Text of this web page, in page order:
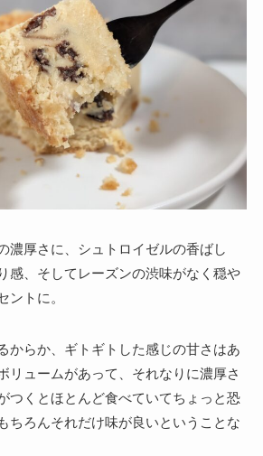
濃厚さに、シュトロイゼルの香ばし
感、そしてレーズンの渋味がなく穏や
ントに。
からか、ギトギトした感じの甘さはあ
リュームがあって、それなりに濃厚さ
つくとほとんど食べていてちょっと恐
ちろんそれだけ味が良いということな